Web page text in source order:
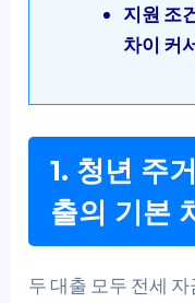
지원 조
차이 커
1. 청년 주
출의 기본
두 대출 모두 전세